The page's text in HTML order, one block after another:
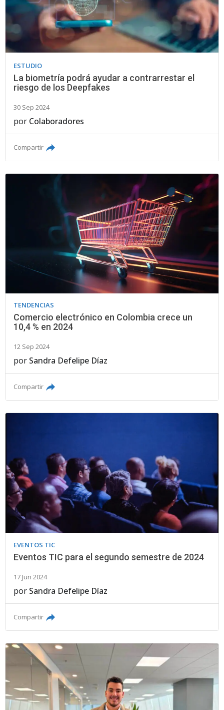
ESTUDIO
La biometría podrá ayudar a contrarrestar el
riesgo de los Deepfakes
30 Sep 2024
por Colaboradores
Compartir
TENDENCIAS
Comercio electrónico en Colombia crece un
10,4 % en 2024
12 Sep 2024
por Sandra Defelipe Díaz
Compartir
EVENTOS TIC
Eventos TIC para el segundo semestre de 2024
17 Jun 2024
por Sandra Defelipe Díaz
Compartir